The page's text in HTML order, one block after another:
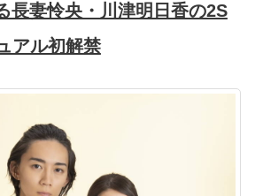
長妻怜央・川津明日香の2S
アル初解禁